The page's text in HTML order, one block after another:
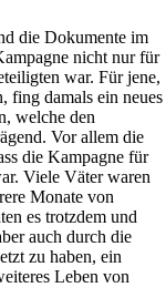
die Dokumente im
nicht nur für
war. Für jene,
fing damals ein neues
welche den
Vor allem die
die Kampagne für
Viele Väter waren
Monate von
es trotzdem und
auch durch die
zu haben, ein
Leben von